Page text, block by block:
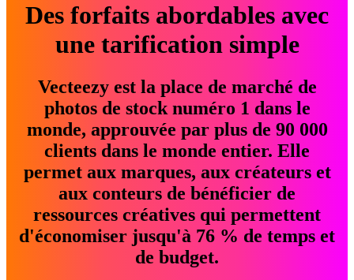
Des forfaits abordables avec
une tarification simple
Vecteezy est la place de marché de
photos de stock numéro 1 dans le
monde, approuvée par plus de 90 000
clients dans le monde entier. Elle
permet aux marques, aux créateurs et
aux conteurs de bénéficier de
ressources créatives qui permettent
d'économiser jusqu'à 76 % de temps et
de budget.